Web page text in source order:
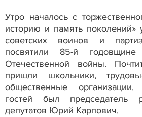
Утро началось с
историю и память поколений»
советских воинов и
посвятили 85-й
Отечественной войны.
пришли школьники,
общественные
гостей был председатель
депутатов Юрий Карпович.